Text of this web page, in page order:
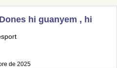
hi guanyem , hi
de 2025